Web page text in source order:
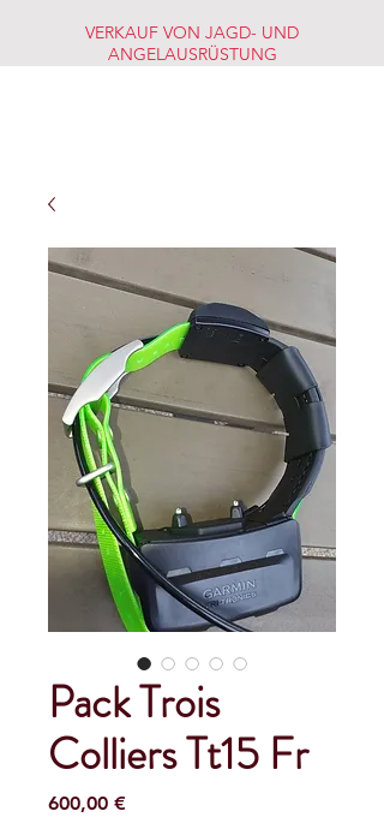
VERKAUF VON JAGD- UND
ANGELAUSRÜSTUNG
Pack Trois
Colliers Tt15 Fr
600,00 €Preis